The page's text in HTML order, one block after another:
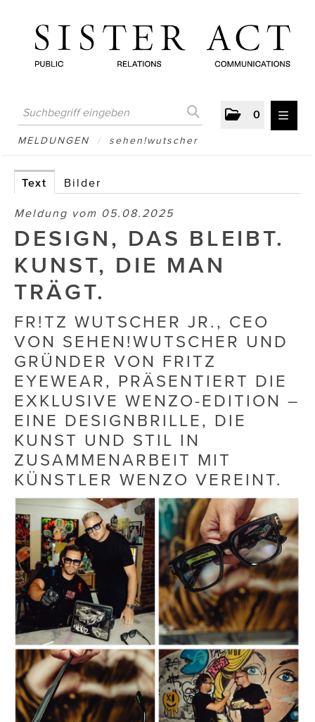
0
MELDUNGEN
AUSTRIAN PRESS DAY
ATELIER FĒ.
Brigitta Nemeth Art
Die Dudlerei
Dominic Marcus Singer
Dominique Scharax – Move Mind Breath
Dr. Albert Fuchs
Élan Flow
Foodsavers
FREIHERZ
FRISTADS
FR!TZ EYEWEAR
GHOST BASTARD
GymBeam
Impressionisten
JOHANN STRAUSS – NEW DIMENSIONS
JOOLZ
MELDUNGEN / sehen!wutscher
Text Bilder
Meldung vom 05.08.2025
DESIGN, DAS BLEIBT.
KUNST, DIE MAN
TRÄGT.
FR!TZ WUTSCHER JR., CEO
VON SEHEN!WUTSCHER UND
GRÜNDER VON FRITZ
EYEWEAR, PRÄSENTIERT DIE
EXKLUSIVE WENZO-EDITION –
EINE DESIGNBRILLE, DIE
KUNST UND STIL IN
ZUSAMMENARBEIT MIT
KÜNSTLER WENZO VEREINT.